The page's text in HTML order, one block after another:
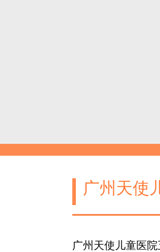
广州天使
广州天使儿童医